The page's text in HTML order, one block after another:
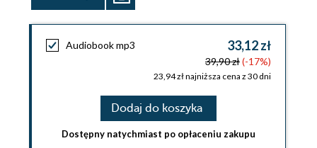
Audiobook mp3 33,12 zł
39,90 zł(-17%)
23,94 zł najniższa cena z 30 dni
Dodaj do koszyka
Dostępny natychmiast po opłaceniu zakupu